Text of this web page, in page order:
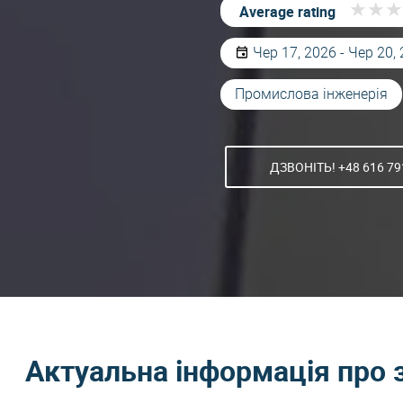
Average rating ★ ★ ★
★ ★ ★
Чер 17, 2026 - Чер 20,
Промислова інженерія
ДЗВОНІТЬ! +48 616
Актуальна інформація про